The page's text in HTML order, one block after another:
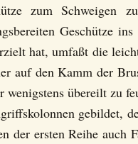
zum Schweigen
Geschütze
hat, umfaßt die
auf den Kamm der
wenigstens übereilt zu
gebildet,
der ersten Reihe auch